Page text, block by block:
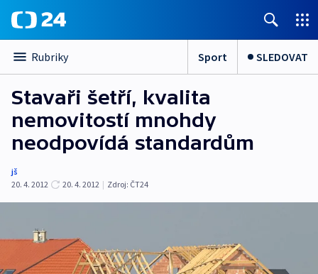
Rubriky Sport SLEDOVAT
Stavaři šetří, kvalita
nemovitostí mnohdy
neodpovídá standardům
jš
20. 4. 2012
20. 4. 2012 | Zdroj: ČT24